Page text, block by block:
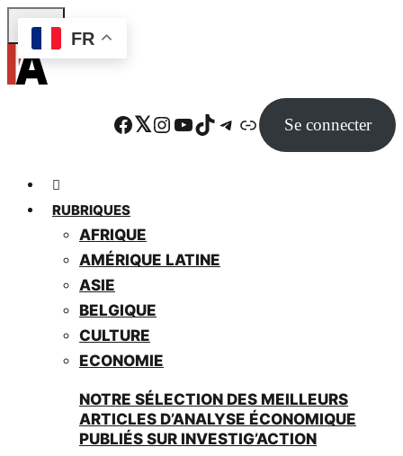
Skip
to
main
Facebook Twitter Instagram YouTube TikTok Telegram Lien Se connecter
RUBRIQUES
AFRIQUE
AMÉRIQUE LATINE
ASIE
BELGIQUE
CULTURE
ECONOMIE
NOTRE SÉLECTION DES MEILLEURS
ARTICLES D’ANALYSE ÉCONOMIQUE
PUBLIÉS SUR INVESTIG’ACTION
FR